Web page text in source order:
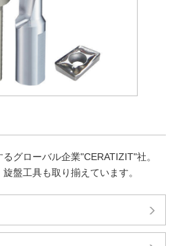
グローバル企業"CERATIZIT"社。
盤工具も取り揃えています。